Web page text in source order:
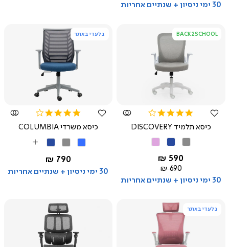
30 ימי ניסיון + שנתיים אחריות
BACK2SCHOOL
צפייה
מהירה
4.0
rating
כיסא תלמיד DISCOVERY
החל מ-
590 ₪
מחיר
רגיל
690 ₪
30 ימי ניסיון + שנתיים אחריות
בלעדי באתר
צפייה
מהירה
rating
כיסא משרדי COLUMBIA
כחול
More
Colors
החל מ-
790 ₪
30 ימי ניסיון + שנתיים אחריות
בלעדי באתר